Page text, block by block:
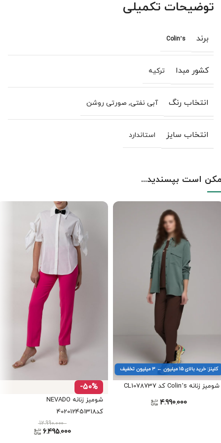
توضیحات تکمیلی
برند Colin’s
کشور مبدا ترکیه
انتخاب رنگ آبی نفتی, صورتی روشن
انتخاب سایز استاندارد
است بپسندید...
کلینز: خرید بالای ۱۵ میلیون ← ۳ میلیون تخفیف
شومیز زنانه Colin’s کد CL1078737
4.990.000
-50%
شومیز زنانه NEVADO
کد402012451318
12.990.000
6.495.000